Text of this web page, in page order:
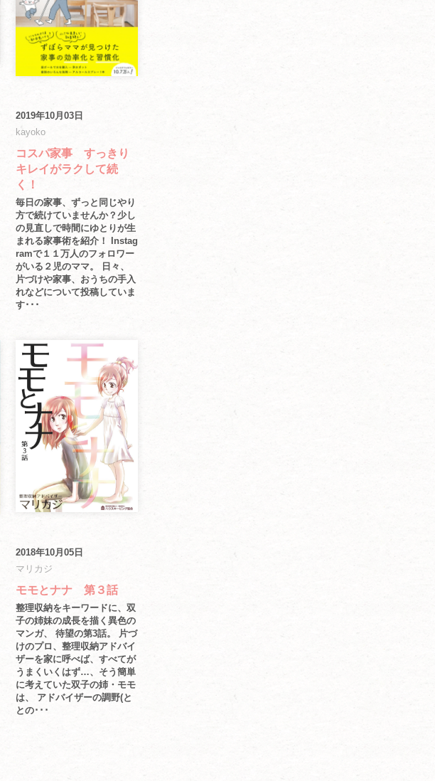
2019年10月03日
kayoko
コスパ家事 すっきり
キレイがラクして続
く！
毎日の家事、ずっと同じやり
方で続けていませんか？少し
の見直しで時間にゆとりが生
まれる家事術を紹介！ Instag
ramで１１万人のフォロワー
がいる２児のママ。 日々、
片づけや家事、おうちの手入
れなどについて投稿していま
す･･･
2018年10月05日
マリカジ
モモとナナ 第３話
整理収納をキーワードに、双
子の姉妹の成長を描く異色の
マンガ、 待望の第3話。 片づ
けのプロ、整理収納アドバイ
ザーを家に呼べば、すべてが
うまくいくはず…、そう簡単
に考えていた双子の姉・モモ
は、 アドバイザーの調野(と
との･･･